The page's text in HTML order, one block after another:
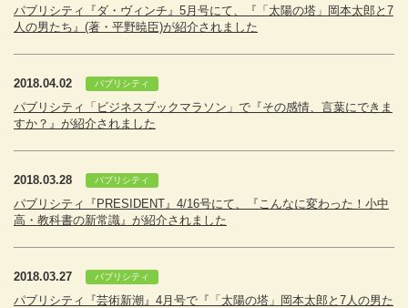
パブリシティ『ダ・ヴィンチ』5月号にて、『「太陽の塔」岡本太郎と7
人の男たち』(著・平野暁臣)が紹介されました
2018.04.02 パブリシティ
パブリシティ「ビジネスブックマラソン」で『その感情、言葉にできま
すか？』が紹介されました
2018.03.28 パブリシティ
パブリシティ『PRESIDENT』4/16号にて、『こんなに変わった！小中
高・教科書の新常識』が紹介されました
2018.03.27 パブリシティ
パブリシティ『芸術新潮』4月号で『「太陽の塔」岡本太郎と7人の男た